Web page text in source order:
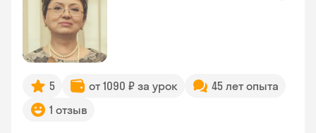
5 от 1090 ₽ за урок
45 лет опыта
1 отзыв